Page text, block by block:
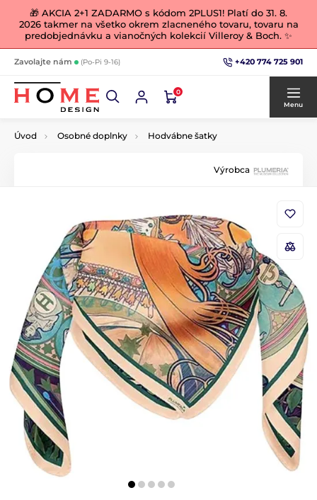
🎁 AKCIA 2+1 ZADARMO s kódom 2PLUS1! Platí do 31. 8.
2026 takmer na všetko okrem zlacneného tovaru, tovaru na
predobjednávku a vianočných kolekcií Villeroy & Boch. ✨
Zavolajte nám (Po-Pi 9-16) +420 774 725 901
0
Menu
Úvod Osobné doplnky Hodvábne šatky
Výrobca